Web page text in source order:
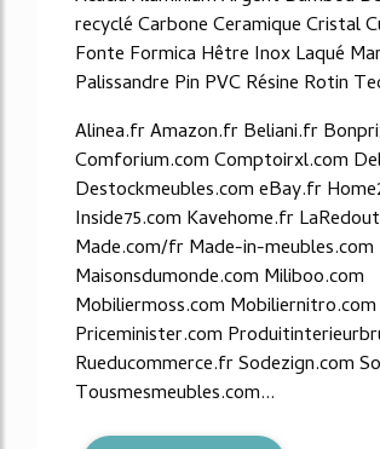
recyclé Carbone Ceramique Cristal
Fonte Formica Hêtre Inox Laqué
Palissandre Pin PVC Résine Rotin
Alinea.fr Amazon.fr Beliani.fr
Comforium.com Comptoirxl.com
Destockmeubles.com eBay.fr
Inside75.com Kavehome.fr
Made.com/fr Made-in-meubles.com
Maisonsdumonde.com Miliboo.com
Mobiliermoss.com Mobiliernitro.com
Priceminister.com
Rueducommerce.fr Sodezign.com
Tousmesmeubles.com...